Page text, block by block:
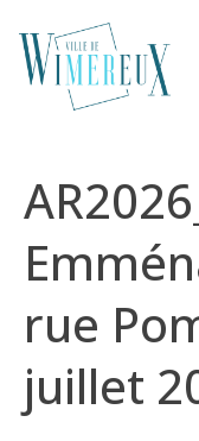
rue
juillet